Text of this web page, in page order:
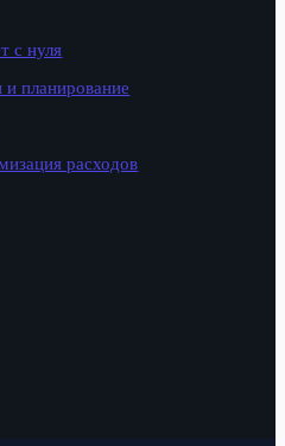
с нуля
планирование
расходов